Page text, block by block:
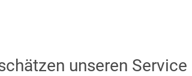
unseren Service